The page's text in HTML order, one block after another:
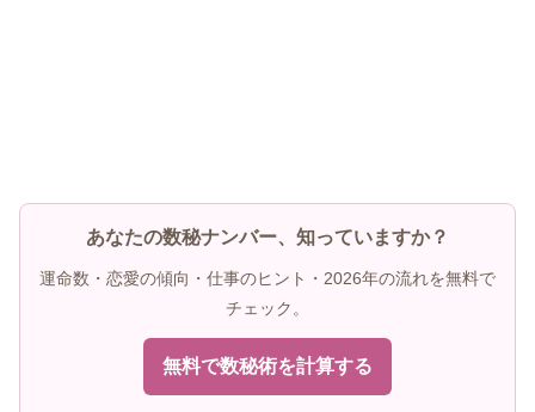
あなたの数秘ナンバー、知っていますか？
運命数・恋愛の傾向・仕事のヒント・2026年の流れを無料で
チェック。
無料で数秘術を計算する